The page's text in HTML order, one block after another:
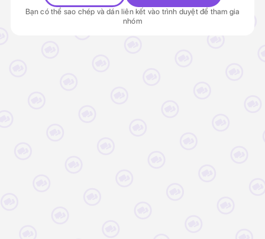
Bạn có thể sao chép và dán liên kết vào trình duyệt để tham gia
nhóm